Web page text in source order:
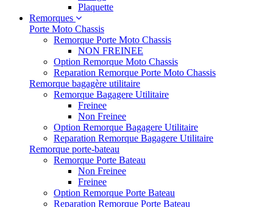
Plaquette
Remorques
Porte Moto Chassis
Remorque Porte Moto Chassis
NON FREINEE
Option Remorque Moto Chassis
Reparation Remorque Porte Moto Chassis
Remorque bagagère utilitaire
Remorque Bagagere Utilitaire
Freinee
Non Freinee
Option Remorque Bagagere Utilitaire
Reparation Remorque Bagagere Utilitaire
Remorque porte-bateau
Remorque Porte Bateau
Non Freinee
Freinee
Option Remorque Porte Bateau
Reparation Remorque Porte Bateau